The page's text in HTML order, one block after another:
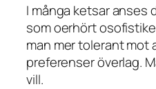
I många ketsar anses
som oerhört
man mer tolerant mot
preferenser överlag.
vill.